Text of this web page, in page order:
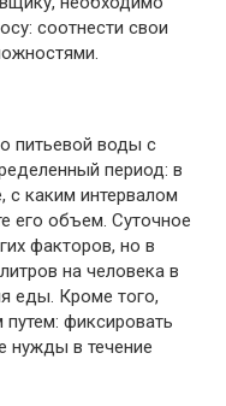
соотнести свои
питьевой воды с
период: в
с каким интервалом
его объем. Суточное
факторов, но в
на человека в
еды. Кроме того,
фиксировать
нужды в течение